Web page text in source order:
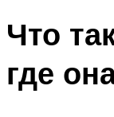
Что
где